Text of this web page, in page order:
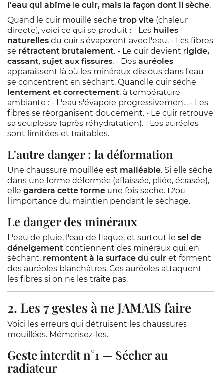
l'eau qui abîme le cuir, mais la façon dont il sèche.
Quand le cuir mouillé sèche trop vite (chaleur
directe), voici ce qui se produit : - Les huiles
naturelles du cuir s'évaporent avec l'eau. - Les fibres
se rétractent brutalement. - Le cuir devient rigide,
cassant, sujet aux fissures. - Des auréoles
apparaissent là où les minéraux dissous dans l'eau
se concentrent en séchant. Quand le cuir sèche
lentement et correctement, à température
ambiante : - L'eau s'évapore progressivement. - Les
fibres se réorganisent doucement. - Le cuir retrouve
sa souplesse (après réhydratation). - Les auréoles
sont limitées et traitables.
L'autre danger : la déformation
Une chaussure mouillée est malléable. Si elle sèche
dans une forme déformée (affaissée, pliée, écrasée),
elle gardera cette forme une fois sèche. D'où
l'importance du maintien pendant le séchage.
Le danger des minéraux
L'eau de pluie, l'eau de flaque, et surtout le sel de
déneigement contiennent des minéraux qui, en
séchant, remontent à la surface du cuir et forment
des auréoles blanchâtres. Ces auréoles attaquent
les fibres si on ne les traite pas.
2. Les 7 gestes à ne JAMAIS faire
Voici les erreurs qui détruisent les chaussures
mouillées. Mémorisez-les.
Geste interdit n°1 — Sécher au
radiateur